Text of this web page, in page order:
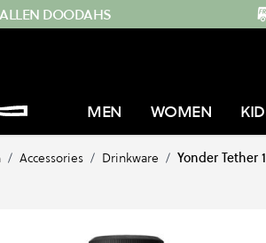
DOODAHS
MEN WOMEN
/ Accessories / Drinkware / Yonder Tether